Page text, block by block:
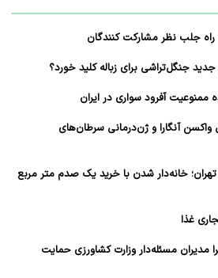
راه جلب نظر مشارکت‌ کنندگان
جنگل‌تراشی برای زباله کلید خورد؟
آفرود سواری در ایران
واکسن آنگارا و ژن‌درمانی سرطان‌های
تهران؛ خانه‌دار شدن با خرید یک صدم متر مربع
غذا
مدیران مسئله‌دار وزارت کشاورزی حمایت